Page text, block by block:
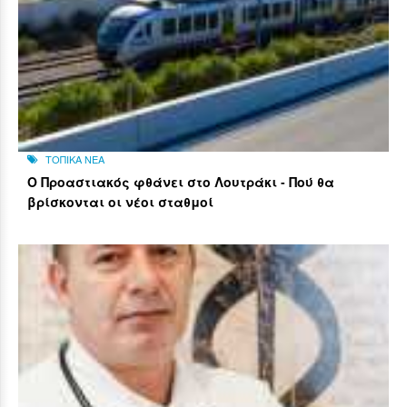
ΤΟΠΙΚΑ ΝΕΑ
Ο Προαστιακός φθάνει στο Λουτράκι - Πού θα
βρίσκονται οι νέοι σταθμοί